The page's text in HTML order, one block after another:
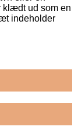
klædt ud som en
indeholder